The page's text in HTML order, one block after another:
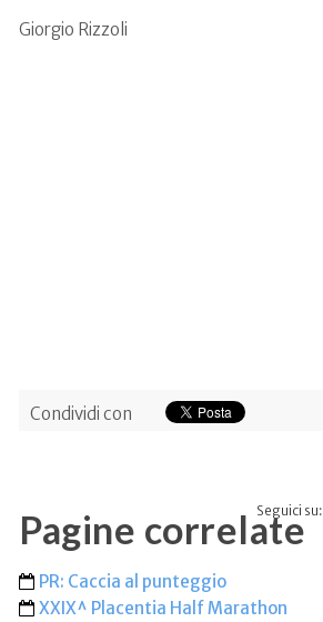
Giorgio Rizzoli
Condividi con
Seguici su:
Pagine correlate
PR: Caccia al punteggio
XXIX^ Placentia Half Marathon